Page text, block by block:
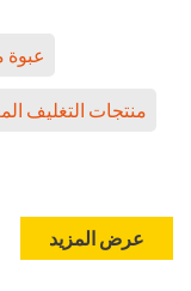
عبوة
منتجات التغليف
عرض المزيد